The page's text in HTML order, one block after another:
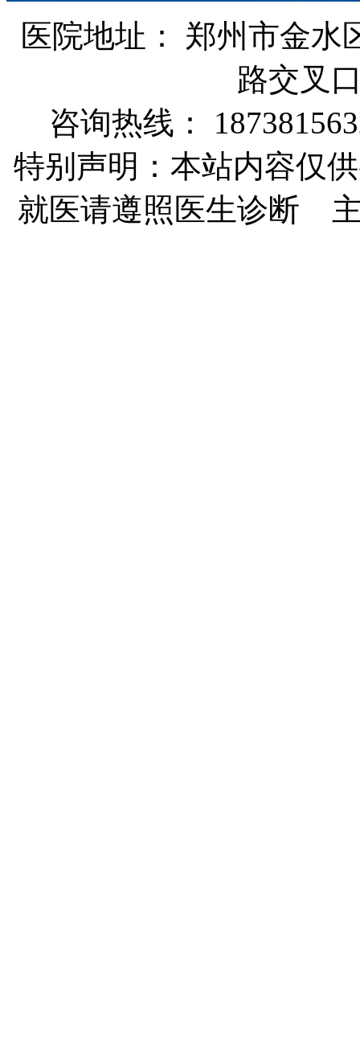
医院地址： 郑州市金水
路交叉
咨询热线：
特别声明：本站内容仅
就医请遵照医生诊断